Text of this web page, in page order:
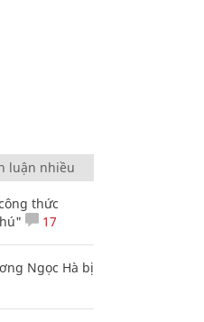
luận nhiều
thức
17
Ngọc Hà bị